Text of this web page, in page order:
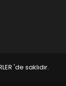
'de saklıdır.